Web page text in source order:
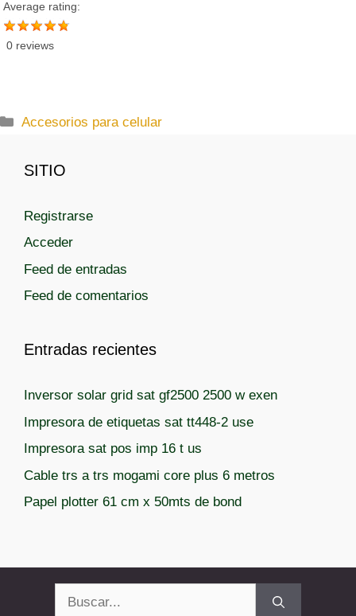
Average rating:
0 reviews
C
e
o
r
a
s
Accesorios para celular
SITIO
Registrarse
Acceder
Feed de entradas
Feed de comentarios
Entradas recientes
Inversor solar grid sat gf2500 2500 w exen
Impresora de etiquetas sat tt448-2 use
Impresora sat pos imp 16 t us
Cable trs a trs mogami core plus 6 metros
Papel plotter 61 cm x 50mts de bond